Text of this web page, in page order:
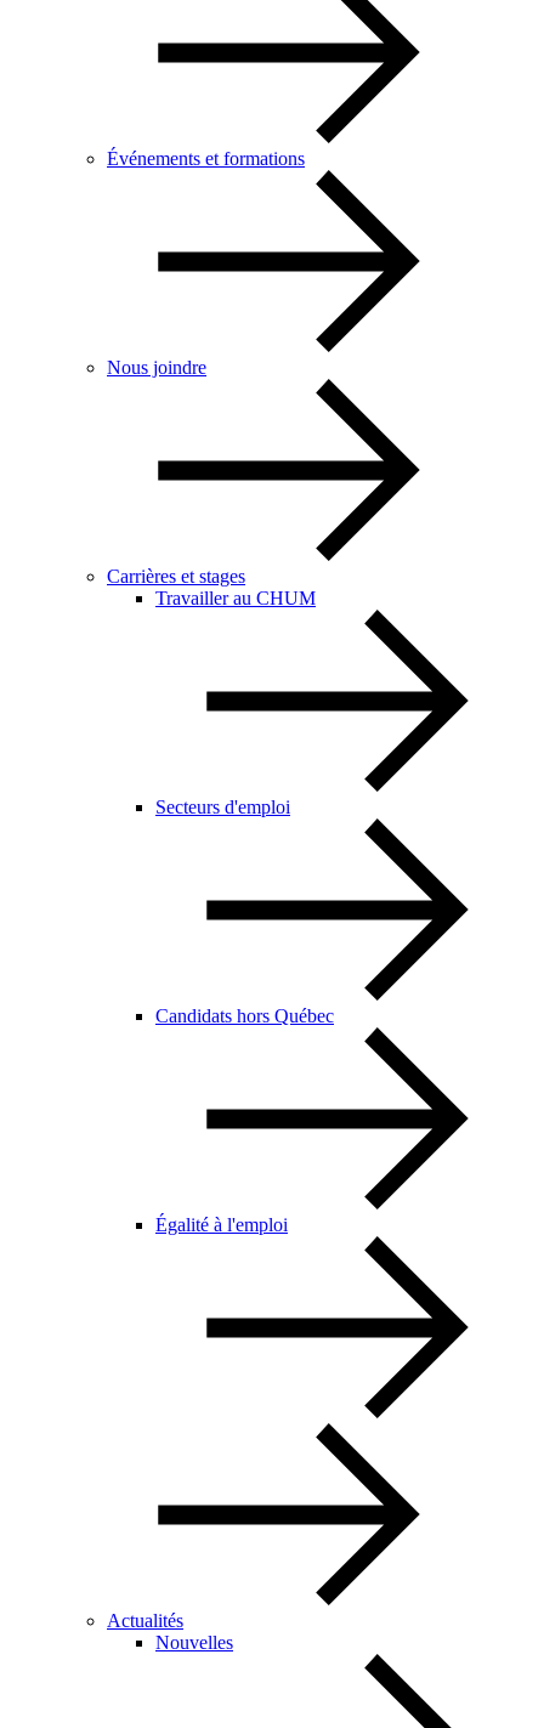
Événements et formations
Nous joindre
Carrières et stages
Travailler au CHUM
Secteurs d'emploi
Candidats hors Québec
Égalité à l'emploi
Actualités
Nouvelles